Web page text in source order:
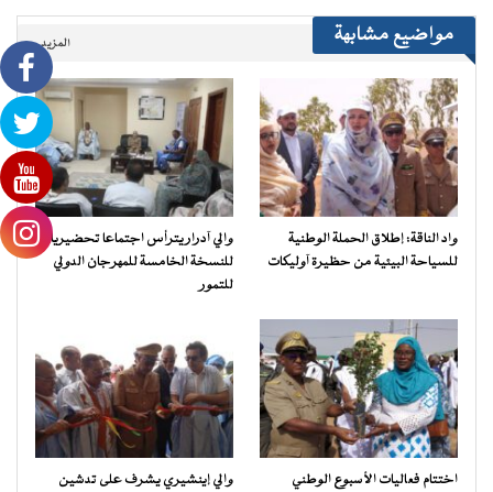
مواضيع مشابهة المزيد..
واد الناقة: إطلاق الحملة الوطنية
للسياحة البيئية من حظيرة آوليكات
والي آدرار يترأس اجتماعا تحضيريا
للنسخة الخامسة للمهرجان الدولي
للتمور
اختتام فعاليات الأسبوع الوطني
والي إينشيري يشرف على تدشين